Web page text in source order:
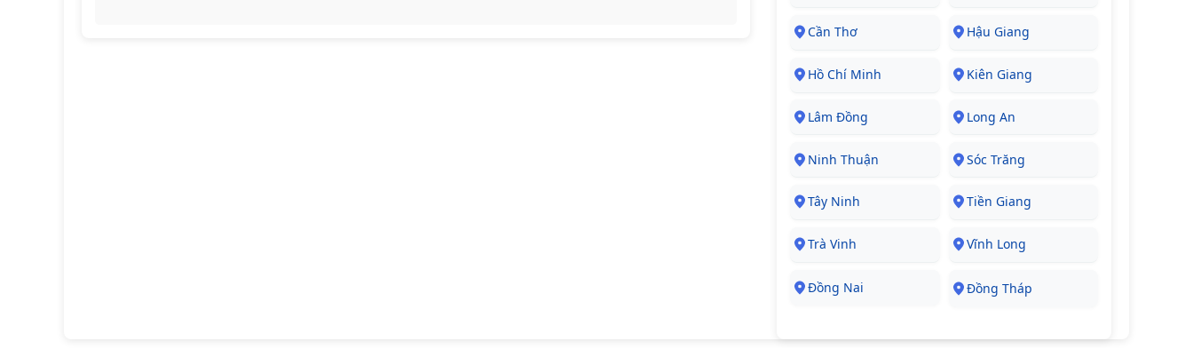
Cần Thơ Hậu Giang
Hồ Chí Minh Kiên Giang
Lâm Đồng Long An
Ninh Thuận Sóc Trăng
Tây Ninh Tiền Giang
Trà Vinh Vĩnh Long
Đồng Nai Đồng Tháp